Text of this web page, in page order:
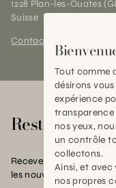
1228 Plan-les-Ouates
Suisse
Contact et horaires
Rester en
Recevez nos offres
les nouvelles Schilliger
Tout comme
désirons
expérience
nos yeux,
un contrôle
collectons.
Ainsi, et
nos propres